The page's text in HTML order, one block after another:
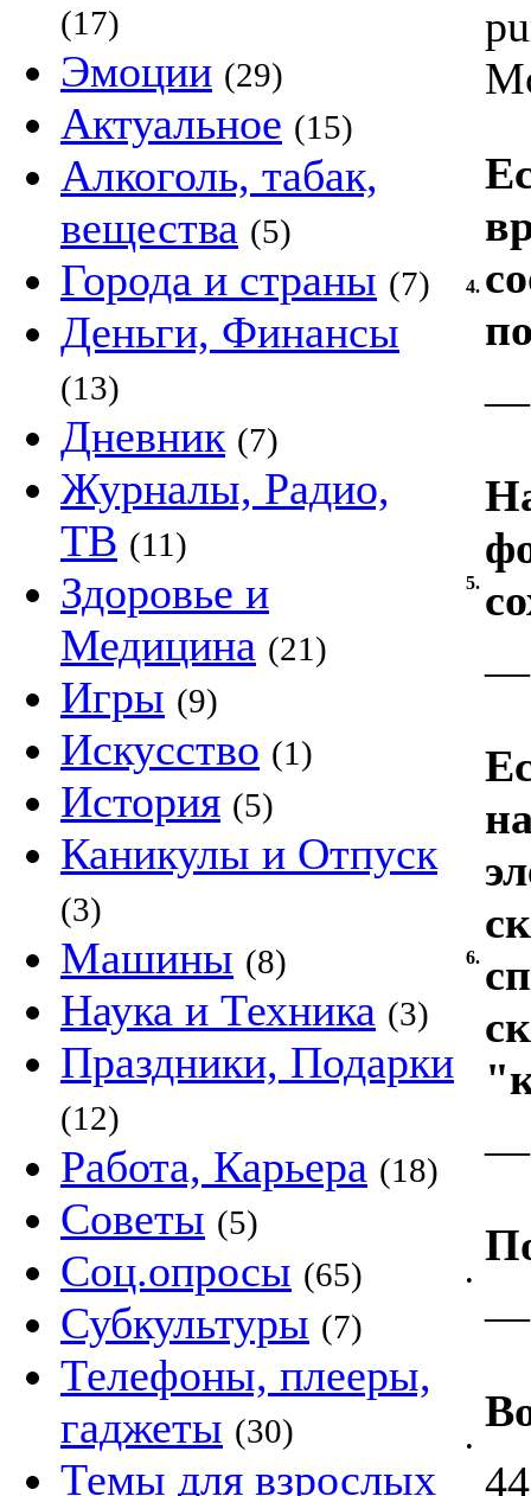
(17)
Эмоции (29)
Актуальное (15)
Алкоголь, табак,
вещества (5)
Города и страны (7)
Деньги, Финансы
(13)
Дневник (7)
Журналы, Радио,
ТВ (11)
Здоровье и
Медицина (21)
Игры (9)
Искусство (1)
История (5)
Каникулы и Отпуск
(3)
Машины (8)
Наука и Техника (3)
Праздники, Подарки
(12)
Работа, Карьера (18)
Советы (5)
Соц.опросы (65)
Субкультуры (7)
Телефоны, плееры,
гаджеты (30)
Темы для взрослых
4.
—
5.
—
6.
—
•
—
•